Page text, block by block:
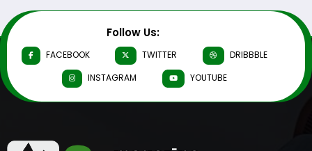
Follow Us:
FACEBOOK TWITTER
DRIBBBLE
INSTAGRAM
YOUTUBE